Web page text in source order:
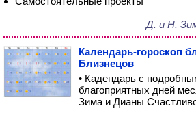
Д. и Н.
Календарь-гороскоп
Близнецов
• Кадендарь с
благоприятных дней
Зима и Дианы